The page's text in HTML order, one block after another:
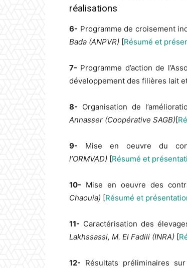
réalisations
6- Programme de croisement
Bada (ANPVR) [Résumé et
7- Programme d’action de
développement des filières lait
8- Organisation de
Annasser (Coopérative SAGB)[
9- Mise en oeuvre du
l’ORMVAD) [Résumé et
10- Mise en oeuvre des
Chaouia) [Résumé et
11- Caractérisation des
Lakhssassi, M. El Fadili (INRA) [
12- Résultats préliminaires